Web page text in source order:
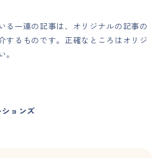
る一連の記事は、オリジナルの記事の
するものです。正確なところはオリジ
ョンズ